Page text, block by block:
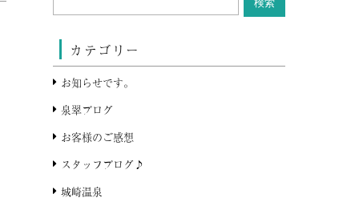
カテゴリー
お知らせです。
泉翠ブログ
お客様のご感想
スタッフブログ♪
城崎温泉